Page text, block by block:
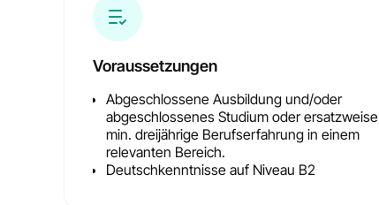
Voraussetzungen
Abgeschlossene Ausbildung und/oder
abgeschlossenes Studium oder ersatzweise
min. dreijährige Berufserfahrung in einem
relevanten Bereich.
Deutschkenntnisse auf Niveau B2